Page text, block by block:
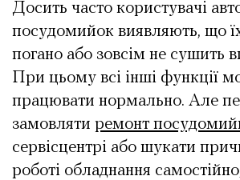
Досить часто користувачі
посудомийок виявляють, що
погано або зовсім не сушить
При цьому всі інші функції
працювати нормально. Але
замовляти ремонт
сервісцентрі або шукати
роботі обладнання